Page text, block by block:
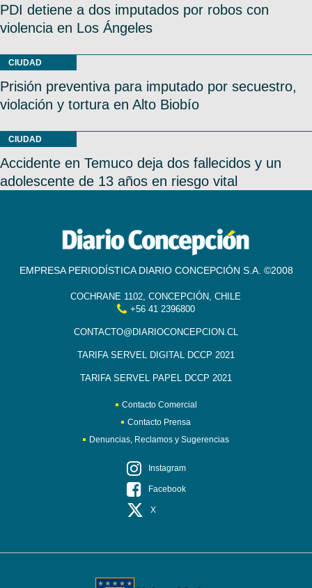
PDI detiene a dos imputados por robos con
violencia en Los Ángeles
CIUDAD
Prisión preventiva para imputado por secuestro,
violación y tortura en Alto Biobío
CIUDAD
Accidente en Temuco deja dos fallecidos y un
adolescente de 13 años en riesgo vital
EMPRESA PERIODÍSTICA DIARIO CONCEPCIÓN S.A. ©2008
COCHRANE 1102, CONCEPCIÓN, CHILE
+56 41 2396800
CONTACTO@DIARIOCONCEPCION.CL
TARIFA SERVEL DIGITAL DCCP 2021
TARIFA SERVEL PAPEL DCCP 2021
Contacto Comercial
Contacto Prensa
Denuncias, Reclamos y Sugerencias
Instagram
Facebook
X